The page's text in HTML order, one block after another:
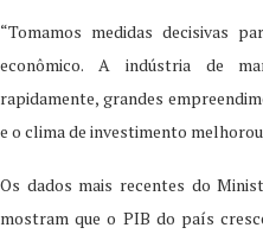
“Tomamos medidas decisivas
econômico. A indústria de
rapidamente, grandes
e o clima de investimento
Os dados mais recentes do
mostram que o PIB do país